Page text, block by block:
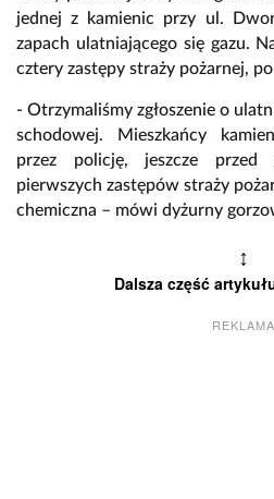
jednej z kamienic przy ul.
zapach ulatniającego się gazu.
cztery zastępy straży pożarnej,
- Otrzymaliśmy zgłoszenie o
schodowej. Mieszkańcy
przez policję, jeszcze przed
pierwszych zastępów straży
chemiczna – mówi dyżurny
↕
Dalsza część
REKLAMA